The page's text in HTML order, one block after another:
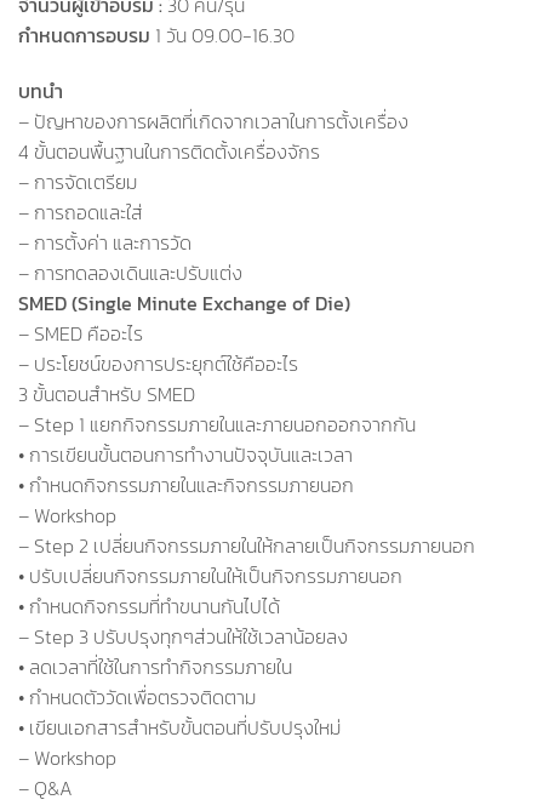
กำหนดการอบรม 1 วัน 09.00-16.30
บทนำ
– ปัญหาของการผลิตที่เกิดจากเวลาในการตั้งเครื่อง
4 ขั้นตอนพื้นฐานในการติดตั้งเครื่องจักร
– การจัดเตรียม
– การถอดและใส่
– การตั้งค่า และการวัด
– การทดลองเดินและปรับแต่ง
SMED (Single Minute Exchange of Die)
– SMED คืออะไร
– ประโยชน์ของการประยุกต์ใช้คืออะไร
3 ขั้นตอนสำหรับ SMED
– Step 1 แยกกิจกรรมภายในและภายนอกออกจากกัน
• การเขียนขั้นตอนการทำงานปัจจุบันและเวลา
• กำหนดกิจกรรมภายในและกิจกรรมภายนอก
– Workshop
– Step 2 เปลี่ยนกิจกรรมภายในให้กลายเป็นกิจกรรมภายนอก
• ปรับเปลี่ยนกิจกรรมภายในให้เป็นกิจกรรมภายนอก
• กำหนดกิจกรรมที่ทำขนานกันไปได้
– Step 3 ปรับปรุงทุกๆส่วนให้ใช้เวลาน้อยลง
• ลดเวลาที่ใช้ในการทำกิจกรรมภายใน
• กำหนดตัววัดเพื่อตรวจติดตาม
• เขียนเอกสารสำหรับขั้นตอนที่ปรับปรุงใหม่
– Workshop
– Q&A